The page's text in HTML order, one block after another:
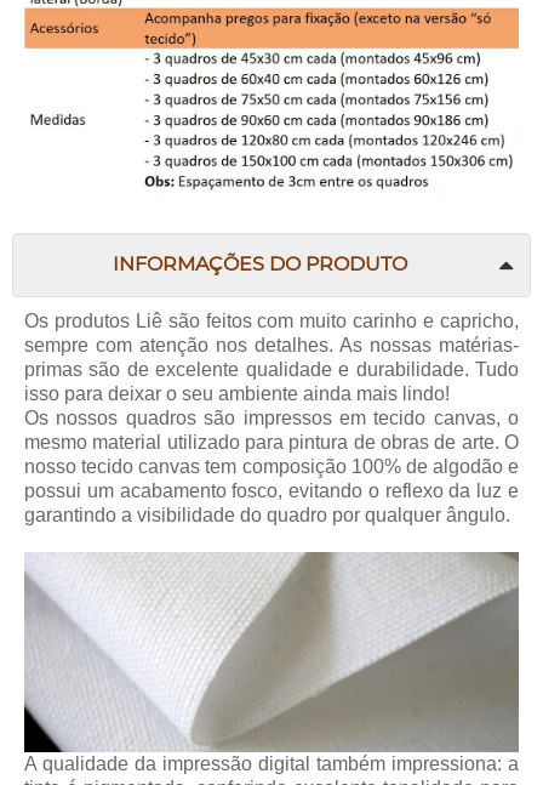
INFORMAÇÕES DO PRODUTO
Os produtos Liêsão feitos com muito carinho e capricho,
sempre com atenção nos detalhes. As nossas matérias-
primas são de excelente qualidade e durabilidade. Tudo
isso para deixar o seu ambiente ainda mais lindo!
Os nossos quadros são impressos em tecido canvas, o
mesmo material utilizado para pintura de obras de arte. O
nosso tecido canvas tem composição 100% de algodão e
possui um acabamento fosco, evitando o reflexo da luz e
garantindo a visibilidade do quadro por qualquer ângulo.
A qualidade da impressão digital também impressiona: a